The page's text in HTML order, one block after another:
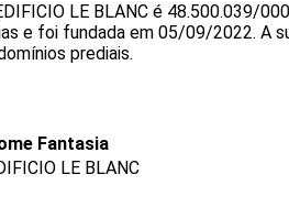
LE BLANC é 48.500.039/
e foi fundada em 05/09/2022. A
prediais.
Fantasia
LE BLANC